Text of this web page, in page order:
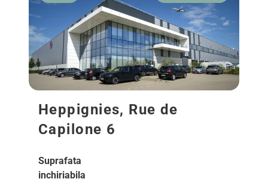
Heppignies, Rue de
Capilone 6
Suprafata
inchiriabila